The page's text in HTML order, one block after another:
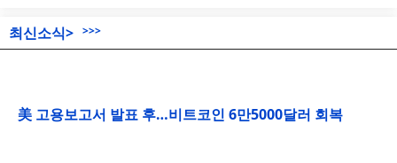
최신소식> >>>
美 고용보고서 발표 후…비트코인 6만5000달러 회복